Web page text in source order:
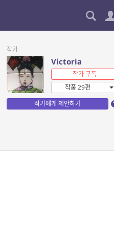
작가
Victoria
작가 구독
작품 29편
작가에게 제안하기